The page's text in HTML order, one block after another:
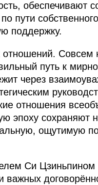
обеспечивают
пути
поддержку.
отношений. Совсем
путь к
через
отношения
эпоху сохраняют
ощутимую
Си Цзиньпином
важных